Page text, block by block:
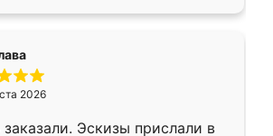
2026
Эскизы прислали в